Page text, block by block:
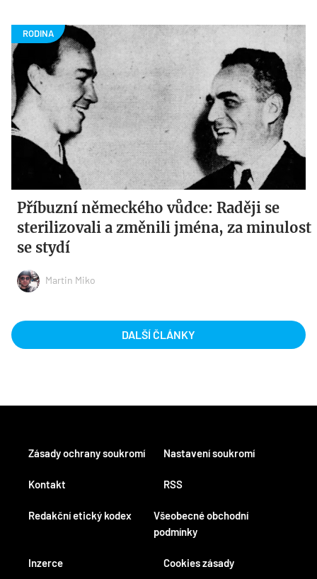
Příbuzní německého vůdce: Raději se
sterilizovali a změnili jména, za minulost
se stydí
Martin Miko
DALŠÍ ČLÁNKY
Kontakt
Redakční etický kodex
Inzerce
RSS
Všeobecné obchodní
podmínky
Cookies zásady
Zásady ochrany soukromí Nastavení soukromí